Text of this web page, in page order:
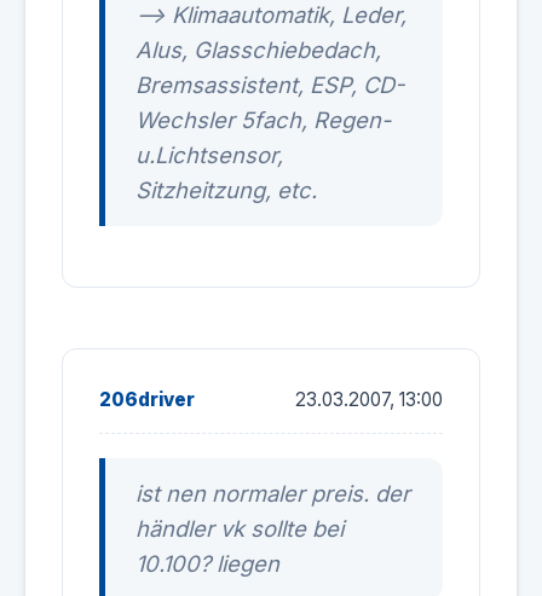
--> Klimaautomatik, Leder,
Alus, Glasschiebedach,
Bremsassistent, ESP, CD-
Wechsler 5fach, Regen-
u.Lichtsensor,
Sitzheitzung, etc.
206driver 23.03.2007, 13:00
ist nen normaler preis. der
händler vk sollte bei
10.100? liegen